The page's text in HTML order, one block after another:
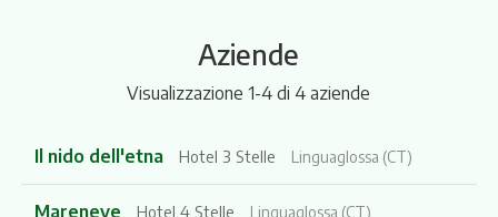
Aziende
Visualizzazione 1-4 di 4 aziende
Il nido dell'etna Hotel 3 Stelle Linguaglossa (CT)
Mareneve Hotel 4 Stelle Linguaglossa (CT)